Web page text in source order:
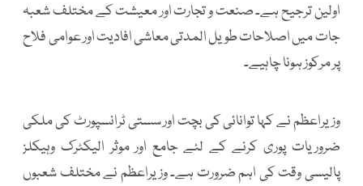
اولین ترجیح ہے۔ صنعت و تجارت اور معیشت کے مختلف شعبہ
جات میں اصلاحات طویل المدتی معاشی افادیت اور عوامی فلاح
پر مرکوز ہونا چاہیے۔
وزیراعظم نے کہا توانائی کی بچت اور سستی ٹرانسپورٹ کی ملکی
ضروریات پوری کرنے کے لئے جامع اور موثر الیکٹرک وہیکلز
پالیسی وقت کی اہم ضرورت ہے۔ وزیراعظم نے مختلف شعبوں